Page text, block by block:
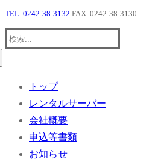
TEL. 0242-38-3132 FAX. 0242-38-3130
検
トップ
レンタルサーバー
会社概要
申込等書類
お知らせ